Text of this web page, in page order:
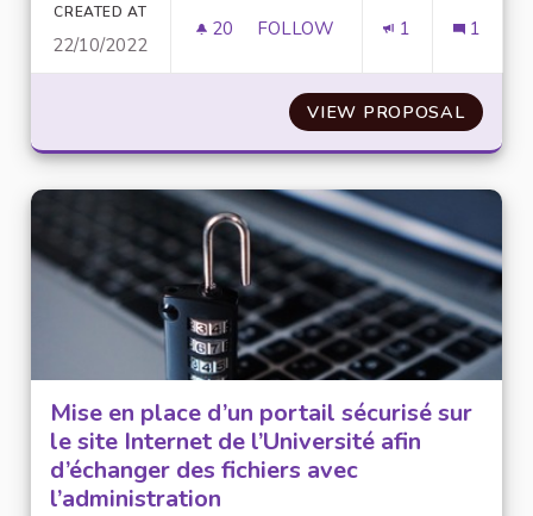
CREATED AT
22/10/2022
20 20 FOLLOWERS
FOLLOW 1 1
VIEW PROPOSAL
Mise en place d’un portail sécurisé sur
le site Internet de l’Université afin
d’échanger des fichiers avec
l’administration